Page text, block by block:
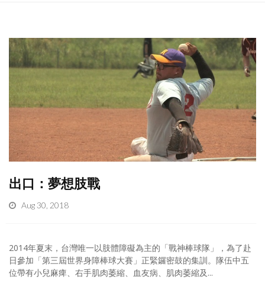
出口：夢想肢戰
Aug 30, 2018
2014年夏末，台灣唯一以肢體障礙為主的「戰神棒球隊」，為了赴
日參加「第三屆世界身障棒球大賽」正緊鑼密鼓的集訓。隊伍中五
位帶有小兒麻痺、右手肌肉萎縮、血友病、肌肉萎縮及...